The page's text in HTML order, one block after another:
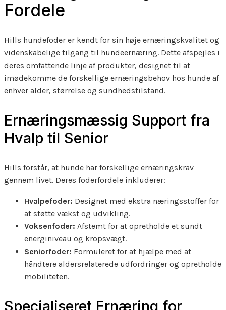
Fordele
Hills hundefoder er kendt for sin høje ernæringskvalitet og
videnskabelige tilgang til hundeernæring. Dette afspejles i
deres omfattende linje af produkter, designet til at
imødekomme de forskellige ernæringsbehov hos hunde af
enhver alder, størrelse og sundhedstilstand.
Ernæringsmæssig Support fra
Hvalp til Senior
Hills forstår, at hunde har forskellige ernæringskrav
gennem livet. Deres foderfordele inkluderer:
Hvalpefoder: Designet med ekstra næringsstoffer for
at støtte vækst og udvikling.
Voksenfoder: Afstemt for at opretholde et sundt
energiniveau og kropsvægt.
Seniorfoder: Formuleret for at hjælpe med at
håndtere aldersrelaterede udfordringer og opretholde
mobiliteten.
Specialiseret Ernæring for